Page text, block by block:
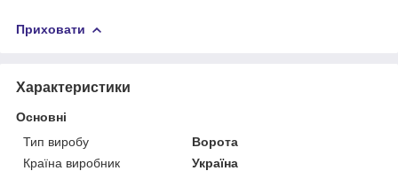
Приховати
Характеристики
Основні
Тип виробу
Ворота
Країна виробник
Україна